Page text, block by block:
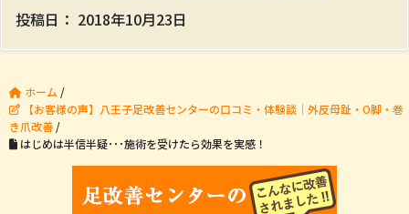
投稿日： 2018年10月23日
ホーム /
【お客様の声】八王子足改善センターの口コミ・体験談｜外反母趾・O脚・巻
き爪改善/
はじめは半信半疑･･･施術を受けたら効果を実感！